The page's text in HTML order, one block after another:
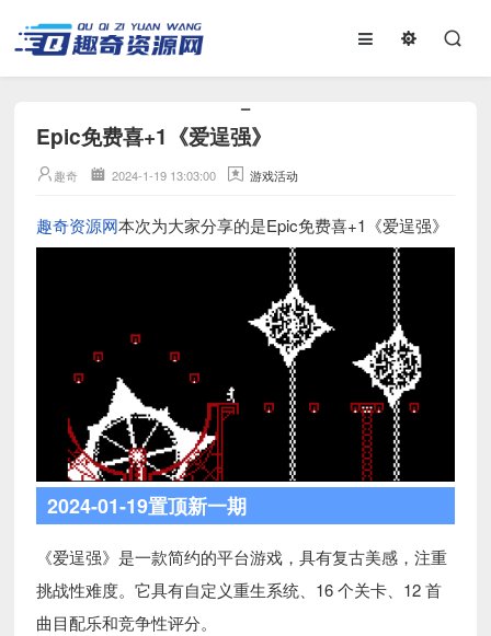
Epic免费喜+1《爱逞强》
趣奇 2024-1-19 13:03:00 游戏活动
趣奇资源网本次为大家分享的是Epic免费喜+1《爱逞强》
2024-01-19置顶新一期
《爱逞强》是一款简约的平台游戏，具有复古美感，注重
挑战性难度。它具有自定义重生系统、16 个关卡、12 首
曲目配乐和竞争性评分。